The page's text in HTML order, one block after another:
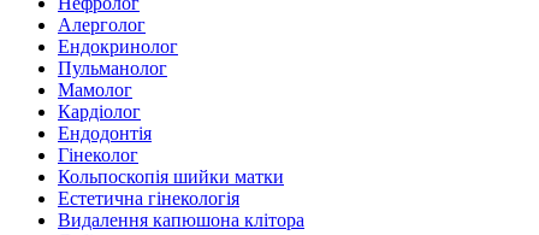
Алерголог
Ендокринолог
Пульманолог
Мамолог
Кардіолог
Ендодонтія
Гінеколог
Кольпоскопія шийки матки
Естетична гінекологія
Видалення капюшона клітора